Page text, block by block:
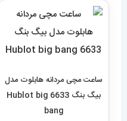
ساعت مچی مردانه هابلوت مدل
بیگ بنگ 6633 Hublot big
bang